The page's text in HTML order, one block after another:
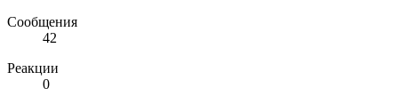
Сообщения
42
Реакции
0